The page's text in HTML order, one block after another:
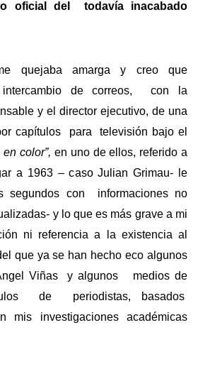
oficial del todavía inacabado
quejaba amarga y creo que
de correos, con la
y el director ejecutivo, de una
capítulos para televisión bajo el
color”, en uno de ellos, referido a
a 1963 – caso Julian Grimau- le
segundos con informaciones no
y lo que es más grave a mi
ni referencia a la existencia al
que ya se han hecho eco algunos
Viñas y algunos medios de
de periodistas, basados
mis investigaciones académicas